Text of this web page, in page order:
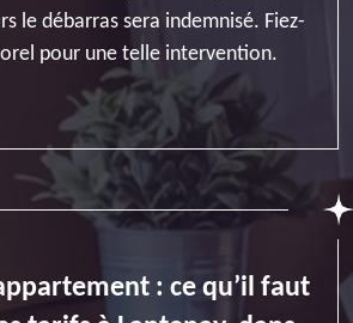
le débarras sera indemnisé. Fiez-
pour une telle intervention.
: ce qu’il faut